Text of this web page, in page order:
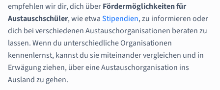
empfehlen wir dir, dich überFördermöglichkeiten für
Austauschschüler, wie etwaStipendien, zu informieren oder
dich bei verschiedenen Austauschorganisationen beraten zu
lassen. Wenn du unterschiedliche Organisationen
kennenlernst, kannst du sie miteinander vergleichen und in
Erwägung ziehen, über eine Austauschorganisation ins
Ausland zu gehen.